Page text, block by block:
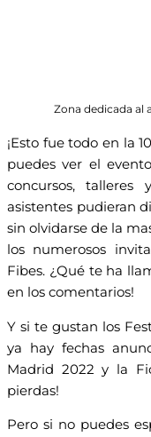
Zona dedicada al
¡Esto fue todo en la
puedes ver el
concursos,
asistentes pudieran
sin olvidarse de la
los numerosos
Fibes. ¿Qué te ha
en los comentarios!
Y si te gustan los
ya hay fechas
Madrid 2022 y la
pierdas!
Pero si no puedes